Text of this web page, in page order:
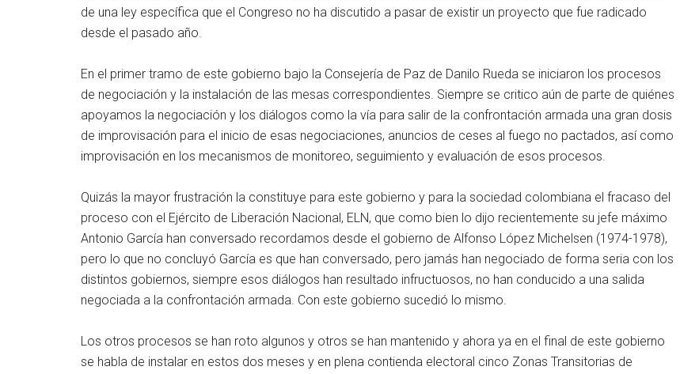
de una ley específica que el Congreso no ha discutido a pasar de existir un proyecto que fue radicado
desde el pasado año.
En el primer tramo de este gobierno bajo la Consejería de Paz de Danilo Rueda se iniciaron los procesos
de negociación y la instalación de las mesas correspondientes. Siempre se critico aún de parte de quiénes
apoyamos la negociación y los diálogos como la vía para salir de la confrontación armada una gran dosis
de improvisación para el inicio de esas negociaciones, anuncios de ceses al fuego no pactados, así como
improvisación en los mecanismos de monitoreo, seguimiento y evaluación de esos procesos.
Quizás la mayor frustración la constituye para este gobierno y para la sociedad colombiana el fracaso del
proceso con el Ejército de Liberación Nacional, ELN, que como bien lo dijo recientemente su jefe máximo
Antonio García han conversado recordamos desde el gobierno de Alfonso López Michelsen (1974-1978),
pero lo que no concluyó García es que han conversado, pero jamás han negociado de forma seria con los
distintos gobiernos, siempre esos diálogos han resultado infructuosos, no han conducido a una salida
negociada a la confrontación armada. Con este gobierno sucedió lo mismo.
Los otros procesos se han roto algunos y otros se han mantenido y ahora ya en el final de este gobierno
se habla de instalar en estos dos meses y en plena contienda electoral cinco Zonas Transitorias de